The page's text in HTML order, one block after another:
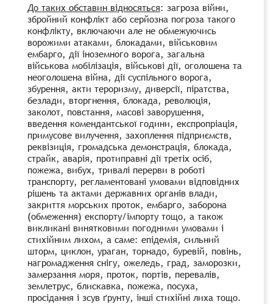
До таких обставин відносяться: загроза війни,
збройний конфлікт або серйозна погроза такого
конфлікту, включаючи але не обмежуючись
ворожими атаками, блокадами, військовим
ембарго, дії іноземного ворога, загальна
військова мобілізація, військові дії, оголошена та
неоголошена війна, дії суспільного ворога,
збурення, акти тероризму, диверсії, піратства,
безлади, вторгнення, блокада, революція,
заколот, повстання, масові заворушення,
введення комендантської години, експропріація,
примусове вилучення, захоплення підприємств,
реквізиція, громадська демонстрація, блокада,
страйк, аварія, протиправні дії третіх осіб,
пожежа, вибух, тривалі перерви в роботі
транспорту, регламентовані умовами відповідних
рішень та актами державних органів влади,
закриття морських проток, ембарго, заборона
(обмеження) експорту/імпорту тощо, а також
викликані винятковими погодними умовами і
стихійним лихом, а саме: епідемія, сильний
шторм, циклон, ураган, торнадо, буревій, повінь,
нагромадження снігу, ожеледь, град, заморозки,
замерзання моря, проток, портів, перевалів,
землетрус, блискавка, пожежа, посуха,
просідання і зсув ґрунту, інші стихійні лиха тощо.